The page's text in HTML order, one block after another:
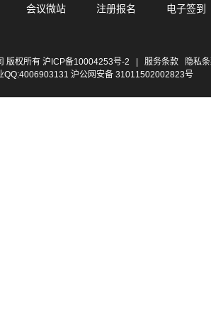
会议微站 注册报名 电子签到
版权所有 沪ICP备10004253号-2 服务条款
隐私
QQ:4006903131 沪公网安备 31011502002823号